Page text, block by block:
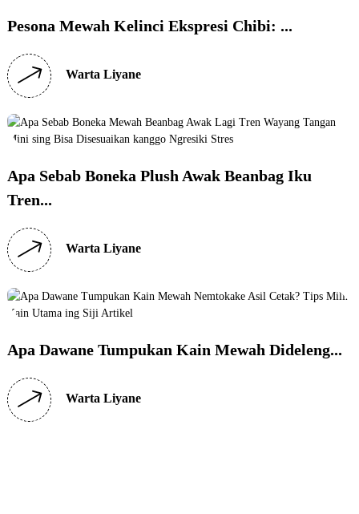
Pesona Mewah Kelinci Ekspresi Chibi: ...
Warta Liyane
Apa Sebab Boneka Plush Awak Beanbag Iku
Tren...
Warta Liyane
Apa Dawane Tumpukan Kain Mewah Dideleng...
Warta Liyane
Teknologi Antariksa
Teknologi Antariksa
Teknologi Antariksa